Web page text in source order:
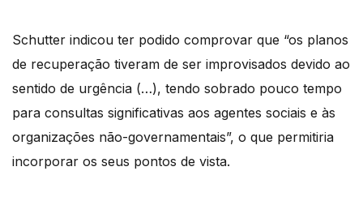
Schutter indicou ter podido comprovar que “os planos
de recuperação tiveram de ser improvisados devido ao
sentido de urgência (…), tendo sobrado pouco tempo
para consultas significativas aos agentes sociais e às
organizações não-governamentais”, o que permitiria
incorporar os seus pontos de vista.